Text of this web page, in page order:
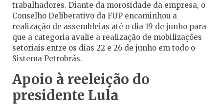
trabalhadores. Diante da morosidade da empresa, o
Conselho Deliberativo da FUP encaminhou a
realização de assembleias até o dia 19 de junho para
que a categoria avalie a realização de mobilizações
setoriais entre os dias 22 e 26 de junho em todo o
Sistema Petrobrás.
Apoio à reeleição do
presidente Lula